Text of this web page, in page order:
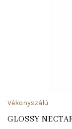
Vékonyszálú
GLOSSY